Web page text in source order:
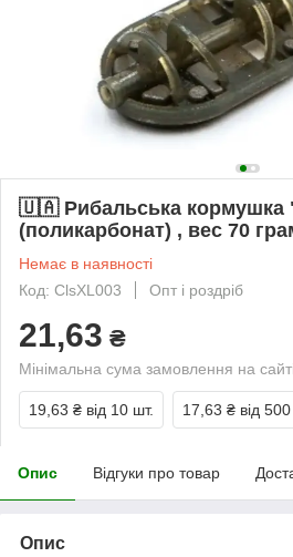
🇺🇦 Рибальська кормушка
(поликарбонат) , вес 70
Немає в наявності
Код: ClsXL003
Опт і роздріб
21,63 ₴
Мінімальна сума замовлення на
19,63 ₴ від 10 шт. 17,63 ₴ від
Опис Відгуки про товар
Опис